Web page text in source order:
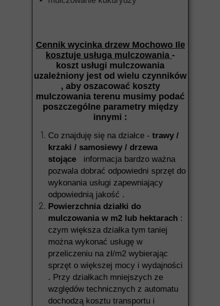
Cennik wycinka drzew Mochowo Ile
kosztuje usługa mulczowania -
koszt usługi mulczowania
uzależniony jest od wielu czynników
, aby oszacować koszty
mulczowania terenu musimy podać
poszczególne parametry między
innymi :
Co znajduję się na działce - trawy /
krzaki / samosiewy / drzewa
stojące informacja bardzo ważna
pozwala dobrać odpowiedni sprzęt do
wykonania usługi zapewniający
odpowiednią jakość .
Powierzchnia działki do
mulczowania w m2 lub hektarach :
czym większa działka tym taniej
można wykonać usługę w
przeliczeniu na zł/m2 wybierając
sprzęt o większej mocy i wydajności
. Przy działkach mniejszych ze
względów technicznych z automatu
dochodzą kosztu transportu i